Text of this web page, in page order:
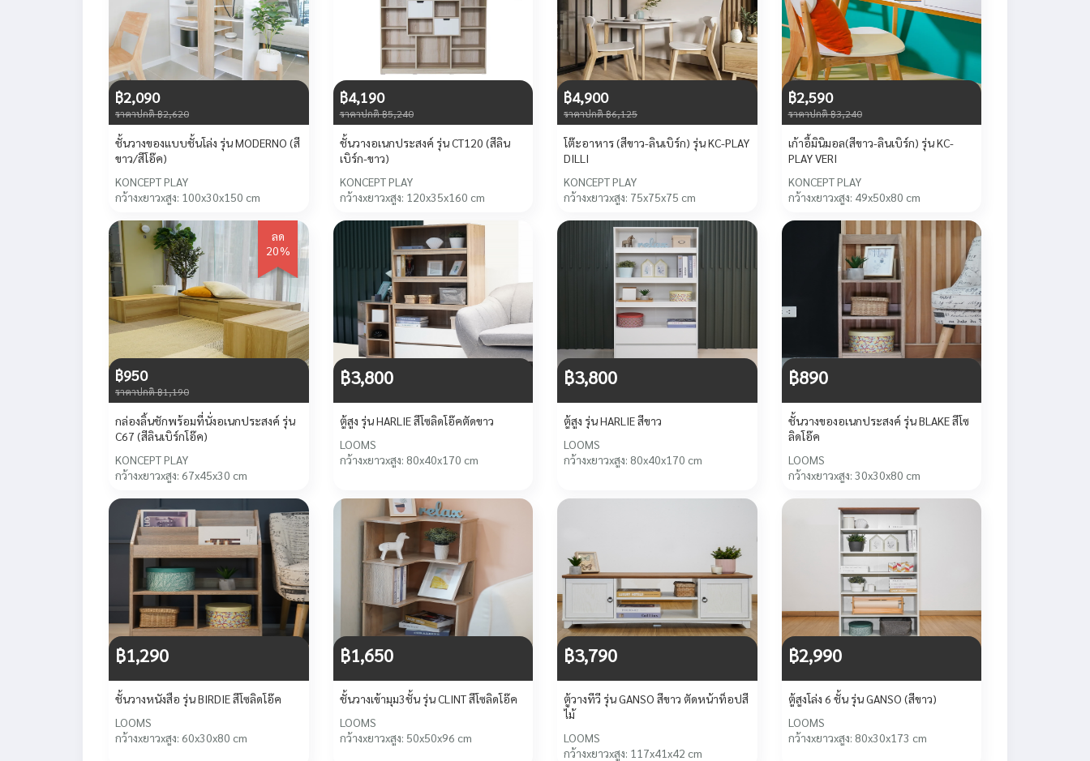
฿2,090
ราคาปกติ ฿2,620
ชั้นวางของแบบชั้นโล่ง รุ่น MODERNO (สี
ขาว/สีโอ๊ค)
KONCEPT PLAY
กว้างxยาวxสูง: 100x30x150 cm
฿4,190
ราคาปกติ ฿5,240
ชั้นวางอเนกประสงค์ รุ่น CT120 (สีลิน
เบิร์ก-ขาว)
KONCEPT PLAY
กว้างxยาวxสูง: 120x35x160 cm
฿4,900
ราคาปกติ ฿6,125
โต๊ะอาหาร (สีขาว-ลินเบิร์ก) รุ่น KC-PLAY
DILLI
KONCEPT PLAY
กว้างxยาวxสูง: 75x75x75 cm
฿2,590
ราคาปกติ ฿3,240
เก้าอี้มินิมอล(สีขาว-ลินเบิร์ก) รุ่น KC-
PLAY VERI
KONCEPT PLAY
กว้างxยาวxสูง: 49x50x80 cm
ลด
20%
฿950
ราคาปกติ ฿1,190
กล่องลิ้นชักพร้อมที่นั่งอเนกประสงค์ รุ่น
C67 (สีลินเบิร์กโอ๊ค)
KONCEPT PLAY
กว้างxยาวxสูง: 67x45x30 cm
฿3,800
ตู้สูง รุ่น HARLIE สีโซลิดโอ๊คตัดขาว
LOOMS
กว้างxยาวxสูง: 80x40x170 cm
฿3,800
ตู้สูง รุ่น HARLIE สีขาว
LOOMS
กว้างxยาวxสูง: 80x40x170 cm
฿890
ชั้นวางของอเนกประสงค์ รุ่น BLAKE สีโซ
ลิดโอ๊ค
LOOMS
กว้างxยาวxสูง: 30x30x80 cm
฿1,290
ชั้นวางหนังสือ รุ่น BIRDIE สีโซลิดโอ๊ค
LOOMS
กว้างxยาวxสูง: 60x30x80 cm
฿1,650
ชั้นวางเข้ามุม3ชั้น รุ่น CLINT สีโซลิดโอ๊ค
LOOMS
กว้างxยาวxสูง: 50x50x96 cm
฿3,790
ตู้วางทีวี รุ่น GANSO สีขาว ตัดหน้าท็อปสี
ไม้
LOOMS
กว้างxยาวxสูง: 117x41x42 cm
฿2,990
ตู้สูงโล่ง 6 ชั้น รุ่น GANSO (สีขาว)
LOOMS
กว้างxยาวxสูง: 80x30x173 cm